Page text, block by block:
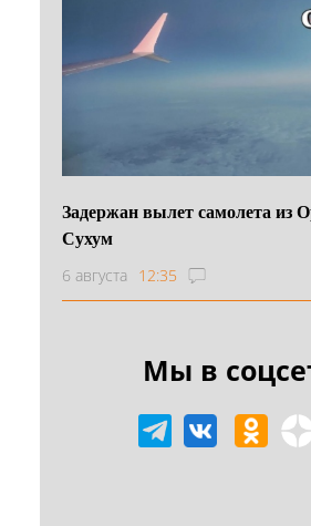
Задержан вылет самолета из
Сухум
6 августа 12:35
Мы в